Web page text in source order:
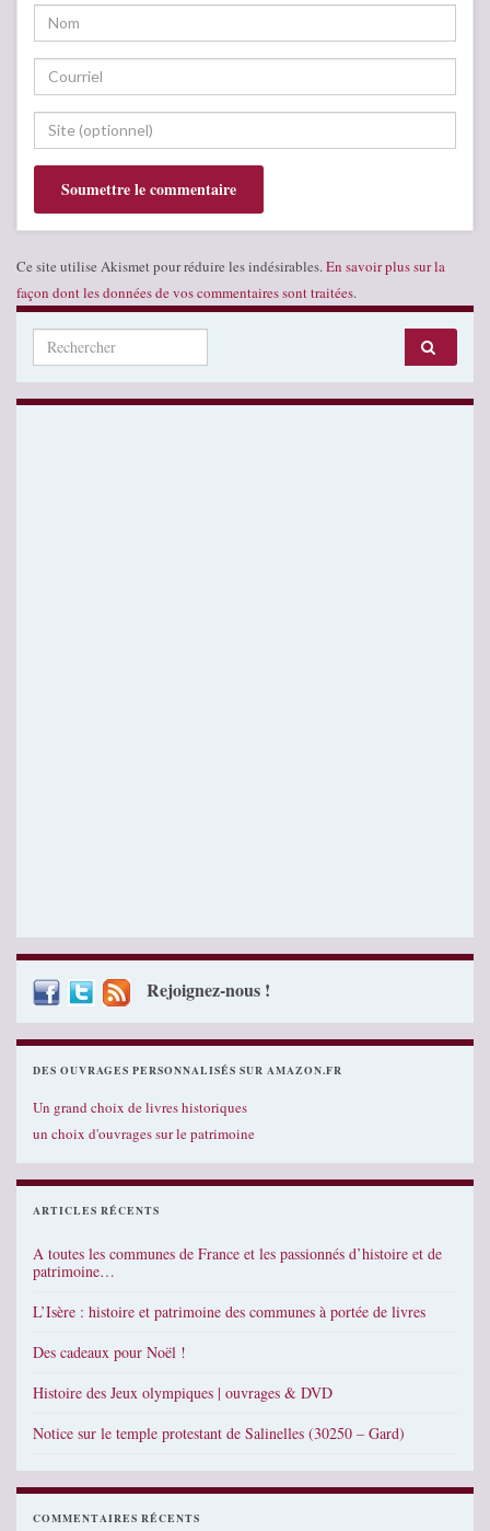
Ce site utilise Akismet pour réduire les indésirables. En savoir plus sur la
façon dont les données de vos commentaires sont traitées.
Search for:
Rejoignez-nous !
DES OUVRAGES PERSONNALISÉS SUR AMAZON.FR
Un grand choix de livres historiques
un choix d'ouvrages sur le patrimoine
ARTICLES RÉCENTS
A toutes les communes de France et les passionnés d’histoire et de
patrimoine…
L’Isère : histoire et patrimoine des communes à portée de livres
Des cadeaux pour Noël !
Histoire des Jeux olympiques | ouvrages & DVD
Notice sur le temple protestant de Salinelles (30250 – Gard)
COMMENTAIRES RÉCENTS